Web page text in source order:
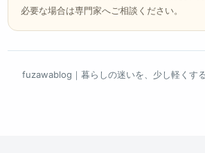
必要な場合は専門家へご相談ください。
fuzawablog｜暮らしの迷いを、少し軽くす